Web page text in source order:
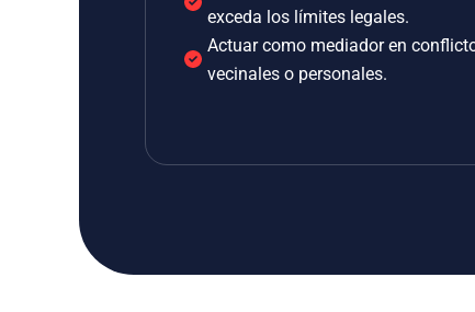
exceda los límites legales.
Actuar como mediador en
vecinales o personales.